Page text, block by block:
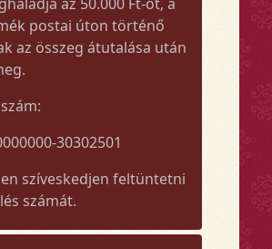
postai úton történő
az összeg átutalása után
30302501
szíveskedjen feltüntetni
számát.